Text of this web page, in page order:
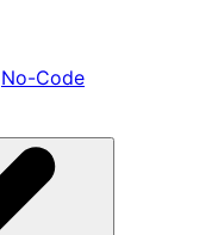
No-Code